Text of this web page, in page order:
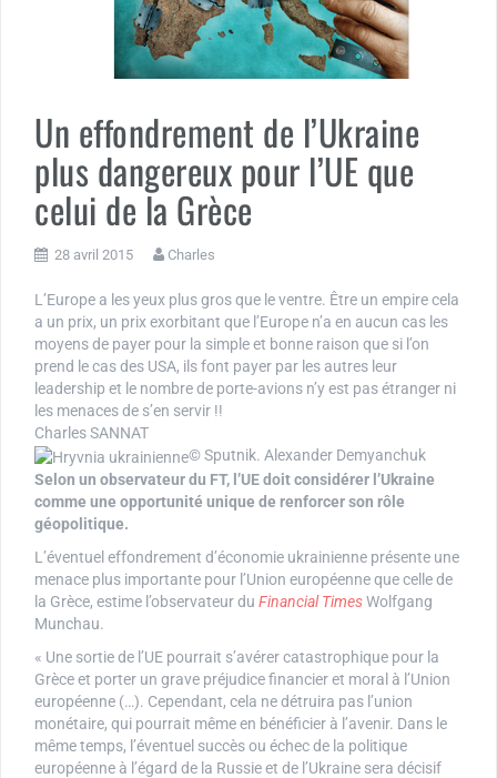
Un effondrement de l’Ukraine
plus dangereux pour l’UE que
celui de la Grèce
28 avril 2015 Charles
L’Europe a les yeux plus gros que le ventre. Être un empire cela
a un prix, un prix exorbitant que l’Europe n’a en aucun cas les
moyens de payer pour la simple et bonne raison que si l’on
prend le cas des USA, ils font payer par les autres leur
leadership et le nombre de porte-avions n’y est pas étranger ni
les menaces de s’en servir !!
Charles SANNAT
© Sputnik. Alexander Demyanchuk
Selon un observateur du FT, l’UE doit considérer l’Ukraine
comme une opportunité unique de renforcer son rôle
géopolitique.
L’éventuel effondrement d’économie ukrainienne présente une
menace plus importante pour l’Union européenne que celle de
la Grèce, estime l’observateur du Financial TimesWolfgang
Munchau.
« Une sortie de l’UE pourrait s’avérer catastrophique pour la
Grèce et porter un grave préjudice financier et moral à l’Union
européenne (…). Cependant, cela ne détruira pas l’union
monétaire, qui pourrait même en bénéficier à l’avenir. Dans le
même temps, l’éventuel succès ou échec de la politique
européenne à l’égard de la Russie et de l’Ukraine sera décisif